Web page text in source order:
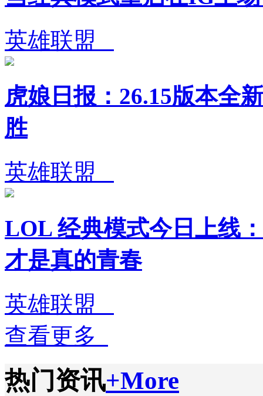
英雄联盟
虎娘日报：26.15版本全
胜
英雄联盟
LOL 经典模式今日上线
才是真的青春
英雄联盟
查看更多
热门资讯+More